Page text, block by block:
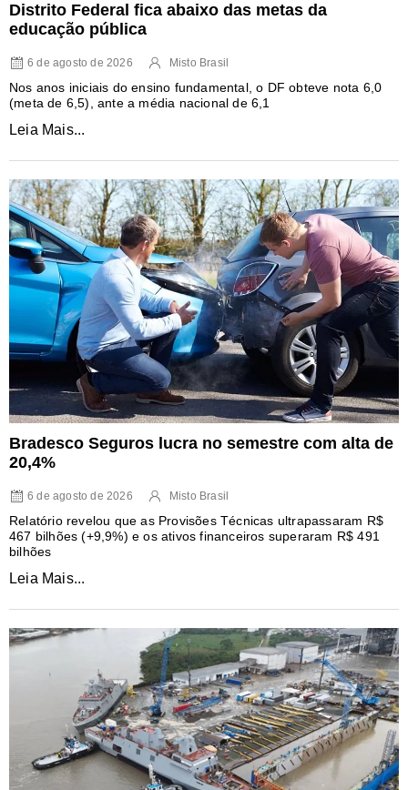
Distrito Federal fica abaixo das metas da
educação pública
6 de agosto de 2026 Misto Brasil
Nos anos iniciais do ensino fundamental, o DF obteve nota 6,0
(meta de 6,5), ante a média nacional de 6,1
Leia Mais...
Bradesco Seguros lucra no semestre com alta de
20,4%
6 de agosto de 2026 Misto Brasil
Relatório revelou que as Provisões Técnicas ultrapassaram R$
467 bilhões (+9,9%) e os ativos financeiros superaram R$ 491
bilhões
Leia Mais...